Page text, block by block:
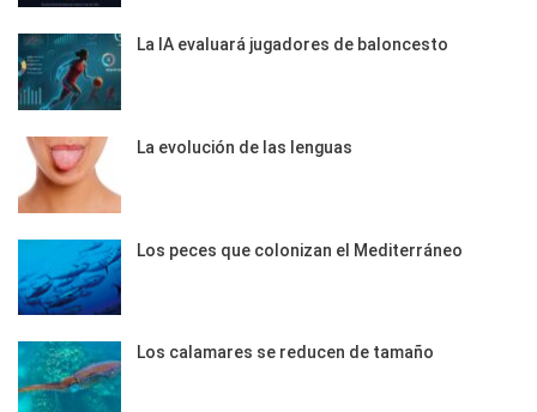
La IA evaluará jugadores de baloncesto
La evolución de las lenguas
Los peces que colonizan el Mediterráneo
Los calamares se reducen de tamaño